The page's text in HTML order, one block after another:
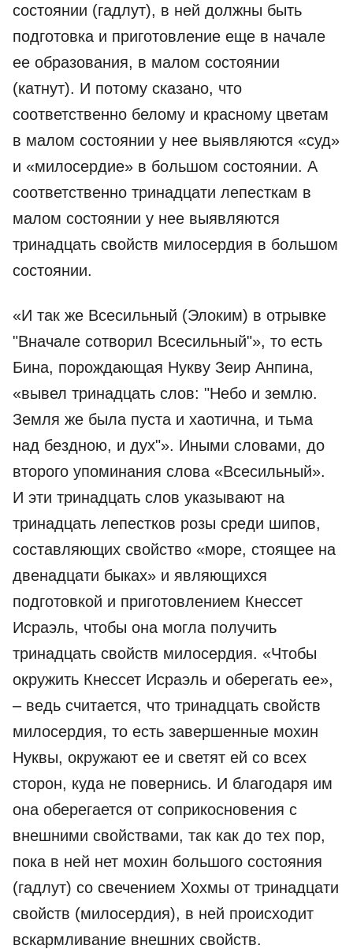
состоянии (гадлут), в ней должны быть
подготовка и приготовление еще в начале
ее образования, в малом состоянии
(катнут). И потому сказано, что
соответственно белому и красному цветам
в малом состоянии у нее выявляются «суд»
и «милосердие» в большом состоянии. А
соответственно тринадцати лепесткам в
малом состоянии у нее выявляются
тринадцать свойств милосердия в большом
состоянии.
«И так же Всесильный (Элоким) в отрывке
"Вначале сотворил Всесильный"», то есть
Бина, порождающая Нукву Зеир Анпина,
«вывел тринадцать слов: "Небо и землю.
Земля же была пуста и хаотична, и тьма
над бездною, и дух"». Иными словами, до
второго упоминания слова «Всесильный».
И эти тринадцать слов указывают на
тринадцать лепестков розы среди шипов,
составляющих свойство «море, стоящее на
двенадцати быках» и являющихся
подготовкой и приготовлением Кнессет
Исраэль, чтобы она могла получить
тринадцать свойств милосердия. «Чтобы
окружить Кнессет Исраэль и оберегать ее»,
– ведь считается, что тринадцать свойств
милосердия, то есть завершенные мохин
Нуквы, окружают ее и светят ей со всех
сторон, куда не повернись. И благодаря им
она оберегается от соприкосновения с
внешними свойствами, так как до тех пор,
пока в ней нет мохин большого состояния
(гадлут) со свечением Хохмы от тринадцати
свойств (милосердия), в ней происходит
вскармливание внешних свойств.